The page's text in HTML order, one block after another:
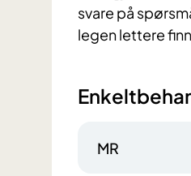
svare på
legen lettere
MR